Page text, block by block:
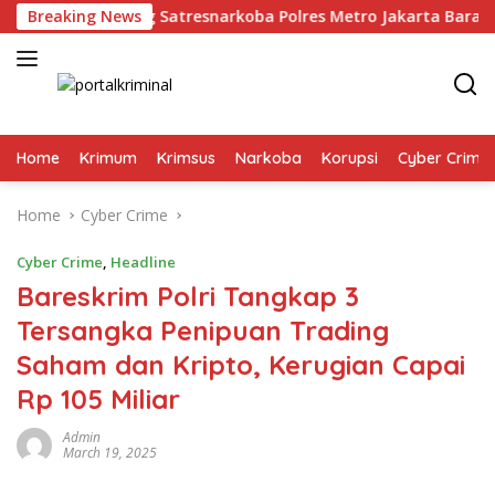
Skip
to
content
Breaking News
Digulung Satresnarkoba Polres Metro Jakarta Barat
Home Krimum Krimsus Narkoba Korupsi Cyber Crime
Home Cyber Crime
Cyber Crime, Headline
Bareskrim Polri Tangkap 3
Tersangka Penipuan Trading
Saham dan Kripto, Kerugian Capai
Rp 105 Miliar
Admin
March 19, 2025